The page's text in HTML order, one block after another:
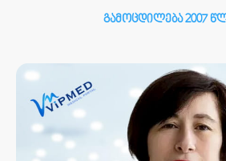
გამოცდილება 2007